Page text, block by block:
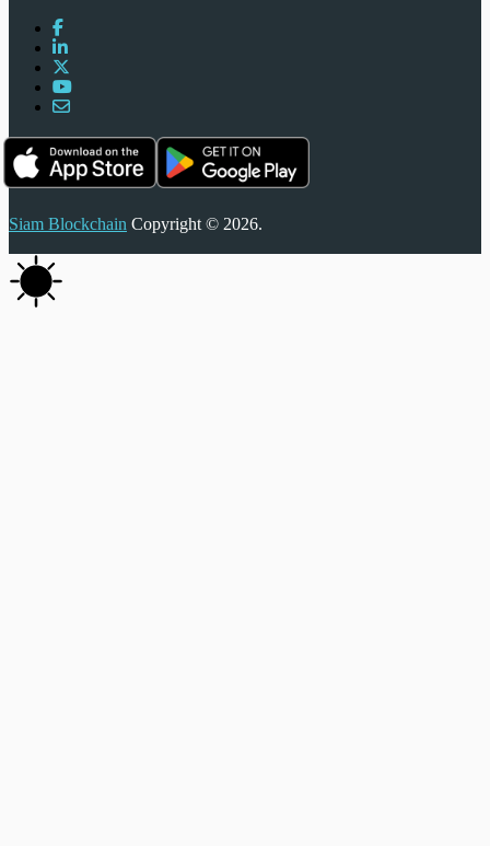
Siam Blockchain Copyright © 2026.